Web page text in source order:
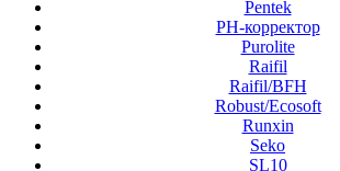
Pentek
PH-корректор
Purolite
Raifil
Raifil/BFH
Robust/Ecosoft
Runxin
Seko
SL10